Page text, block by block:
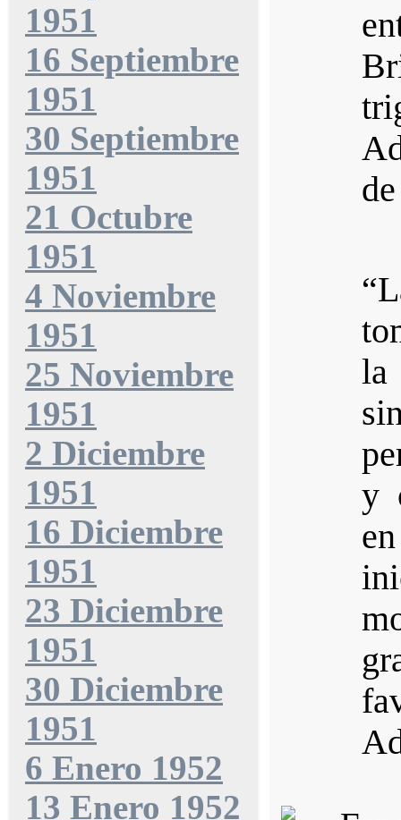
1951
16 Septiembre
1951
30 Septiembre
1951
21 Octubre
1951
4 Noviembre
1951
25 Noviembre
1951
2 Diciembre
1951
16 Diciembre
1951
23 Diciembre
1951
30 Diciembre
1951
6 Enero 1952
13 Enero 1952
la
y